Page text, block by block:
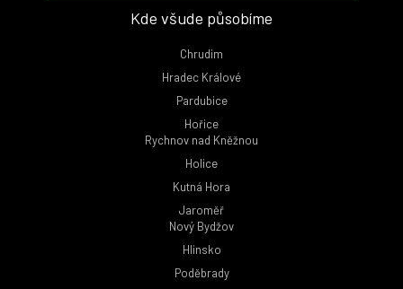
Kde všude působíme
Chrudim
Hradec Králové
Pardubice
Hořice
Rychnov nad Kněžnou
Holice
Kutná Hora
Jaroměř
Nový Bydžov
Hlinsko
Poděbrady